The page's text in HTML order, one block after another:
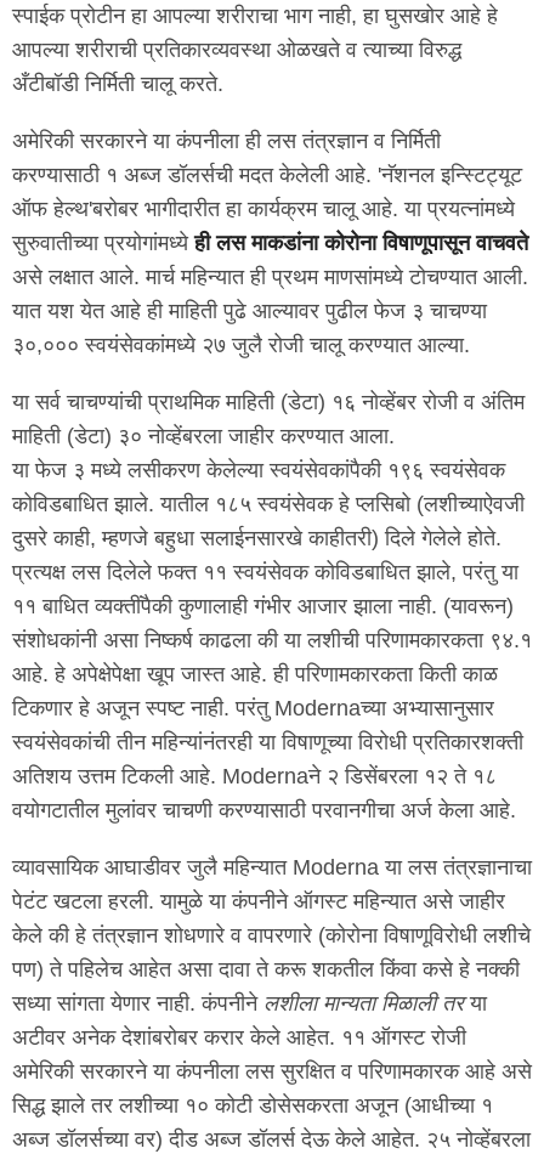
स्पाईक प्रोटीन हा आपल्या शरीराचा भाग नाही, हा घुसखोर आहे हे
आपल्या शरीराची प्रतिकारव्यवस्था ओळखते व त्याच्या विरुद्ध
अँटीबॉडी निर्मिती चालू करते.
अमेरिकी सरकारने या कंपनीला ही लस तंत्रज्ञान व निर्मिती
करण्यासाठी १ अब्ज डॉलर्सची मदत केलेली आहे. 'नॅशनल इन्स्टिट्यूट
ऑफ हेल्थ'बरोबर भागीदारीत हा कार्यक्रम चालू आहे. या प्रयत्नांमध्ये
सुरुवातीच्या प्रयोगांमध्येही लस माकडांना कोरोना विषाणूपासून वाचवते
असे लक्षात आले. मार्च महिन्यात ही प्रथम माणसांमध्ये टोचण्यात आली.
यात यश येत आहे ही माहिती पुढे आल्यावर पुढील फेज ३ चाचण्या
३०,००० स्वयंसेवकांमध्ये २७ जुलै रोजी चालू करण्यात आल्या.
या सर्व चाचण्यांची प्राथमिक माहिती (डेटा) १६ नोव्हेंबर रोजी व अंतिम
माहिती (डेटा) ३० नोव्हेंबरला जाहीर करण्यात आला.
या फेज ३ मध्ये लसीकरण केलेल्या स्वयंसेवकांपैकी १९६ स्वयंसेवक
कोविडबाधित झाले. यातील १८५ स्वयंसेवक हे प्लसिबो (लशीच्याऐवजी
दुसरे काही, म्हणजे बहुधा सलाईनसारखे काहीतरी) दिले गेलेले होते.
प्रत्यक्ष लस दिलेले फक्त ११ स्वयंसेवक कोविडबाधित झाले, परंतु या
११ बाधित व्यक्तींपैकी कुणालाही गंभीर आजार झाला नाही. (यावरून)
संशोधकांनी असा निष्कर्ष काढला की या लशीची परिणामकारकता ९४.१
आहे. हे अपेक्षेपेक्षा खूप जास्त आहे. ही परिणामकारकता किती काळ
टिकणार हे अजून स्पष्ट नाही. परंतु Modernaच्या अभ्यासानुसार
स्वयंसेवकांची तीन महिन्यांनंतरही या विषाणूच्या विरोधी प्रतिकारशक्ती
अतिशय उत्तम टिकली आहे. Modernaने २ डिसेंबरला १२ ते १८
वयोगटातील मुलांवर चाचणी करण्यासाठी परवानगीचा अर्ज केला आहे.
व्यावसायिक आघाडीवर जुलै महिन्यात Moderna या लस तंत्रज्ञानाचा
पेटंट खटला हरली. यामुळे या कंपनीने ऑगस्ट महिन्यात असे जाहीर
केले की हे तंत्रज्ञान शोधणारे व वापरणारे (कोरोना विषाणूविरोधी लशीचे
पण) ते पहिलेच आहेत असा दावा ते करू शकतील किंवा कसे हे नक्की
सध्या सांगता येणार नाही. कंपनीने लशीला मान्यता मिळाली तरया
अटीवर अनेक देशांबरोबर करार केले आहेत. ११ ऑगस्ट रोजी
अमेरिकी सरकारने या कंपनीला लस सुरक्षित व परिणामकारक आहे असे
सिद्ध झाले तर लशीच्या १० कोटी डोसेसकरता अजून (आधीच्या १
अब्ज डॉलर्सच्या वर) दीड अब्ज डॉलर्स देऊ केले आहेत. २५ नोव्हेंबरला